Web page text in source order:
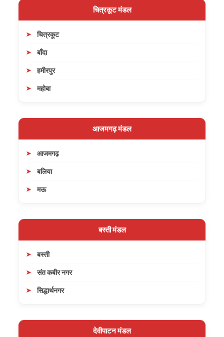
चित्रकूट मंडल
चित्रकूट
बाँदा
हमीरपुर
महोबा
आजमगढ़ मंडल
आजमगढ़
बलिया
मऊ
बस्ती मंडल
बस्ती
संत कबीर नगर
सिद्धार्थनगर
देवीपाटन मंडल